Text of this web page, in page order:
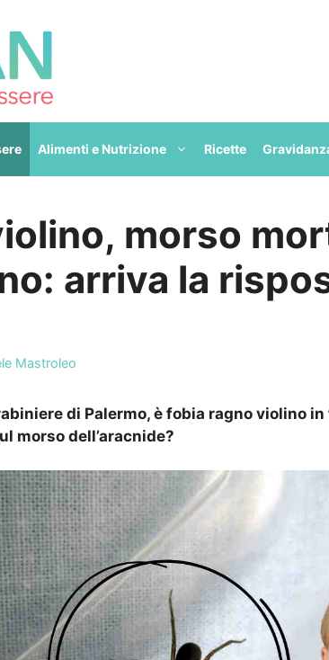
Alimenti e Nutrizione Ricette
morso
arriva la
Mastroleo
di Palermo, è fobia ragno violino
morso dell’aracnide?